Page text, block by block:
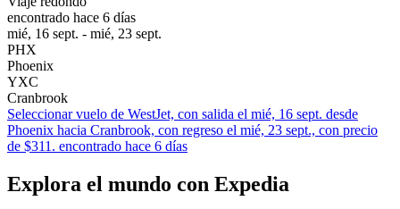
encontrado hace 6 días
mié, 16 sept. - mié, 23 sept.
PHX
Phoenix
YXC
Cranbrook
Seleccionar vuelo de WestJet, con salida el mié, 16 sept. desde
Phoenix hacia Cranbrook, con regreso el mié, 23 sept., con precio
de $311. encontrado hace 6 días
Explora el mundo con Expedia